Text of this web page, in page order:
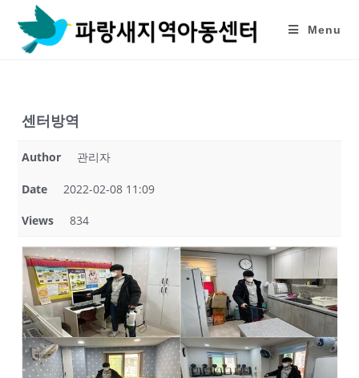
content
Menu
센터방역
Author 관리자
Date 2022-02-08 11:09
Views 834